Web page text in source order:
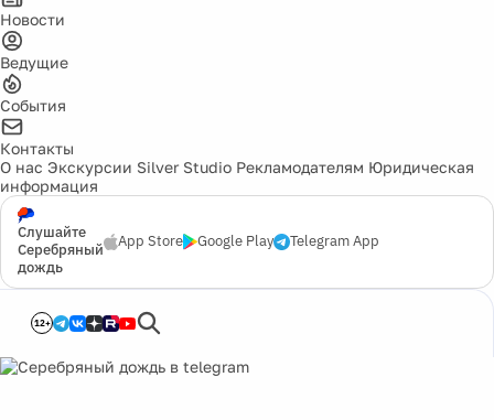
Новости
Ведущие
События
Контакты
О нас Экскурсии Silver Studio Рекламодателям Юридическая
информация
Слушайте
Серебряный
дождь
App Store Google Play Telegram App
12+